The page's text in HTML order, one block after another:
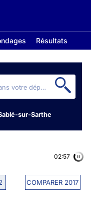
Résultats
sur-Sarthe
COMPARER 2017
02:56